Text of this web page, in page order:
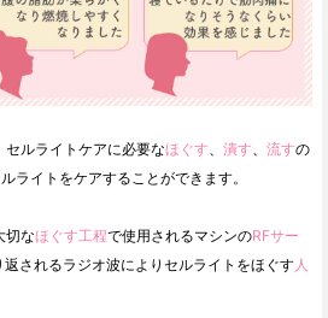
セルライトケアに必要なほぐす、 潰す、 流すの
ライトをケアすることができます。
切なほぐす工程で使用されるマシンのRFサー
返されるラジオ波によりセルライトをほぐす人